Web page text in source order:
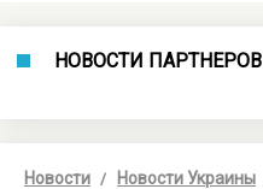
НОВОСТИ ПАРТНЕРОВ
Новости Новости Украины